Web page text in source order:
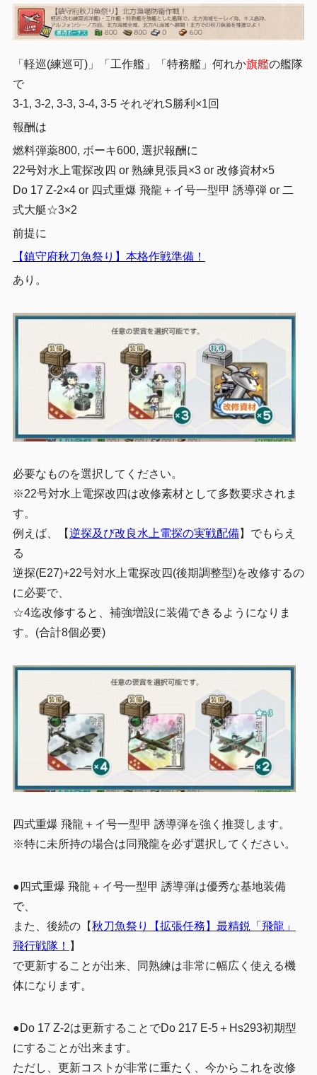
「軽巡(練巡可)」「工作艦」「特務艦」何れか旗艦の艦隊
で
3-1, 3-2, 3-3, 3-4, 3-5 それぞれS勝利×1回
報酬は
燃料弾薬800, ボーキ600, 選択報酬に
22号対水上電探改四 or 熟練見張員×3 or 改修資材×5
Do 17 Z-2×4 or 四式重爆 飛龍＋イ号一型甲 誘導弾 or 二
式大艇☆3×2
前提に
【鎮守府秋刀魚祭り】本格作戦準備！
あり。
必要なものを選択してください。
※22号対水上電探改四は改修素材として多数要求されま
す。
例えば、【逆探及び改良水上電探の実戦配備】でもらえ
る
逆探(E27)+22号対水上電探改四(後期調整型)を改修するの
に必要で、
☆4迄改修すると、補強増設に装備できるようになりま
す。(合計8個必要)
四式重爆 飛龍＋イ号一型甲 誘導弾を強く推奨します。
※特に未所持の場合は同飛龍を必ず選択してください。
●四式重爆 飛龍＋イ号一型甲 誘導弾は優秀な基地装備
で、
また、後続の【秋刀魚祭り【拡張任務】最精鋭「飛龍」
飛行戦隊！ 】
で更新することが出来、同熟練は非常に幅広く使える機
体になります。
●Do 17 Z-2は更新することでDo 217 E-5＋Hs293初期型
にすることが出来ます。
ただし、更新コストが非常に重たく、今からこれを改修